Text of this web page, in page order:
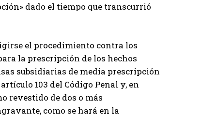
dado el tiempo que transcurrió
el procedimiento contra los
la prescripción de los hechos
subsidiarias de media prescripción
103 del Código Penal y, en
revestido de dos o más
como se hará en la